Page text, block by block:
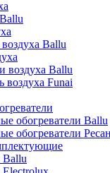
Ballu
воздуха Ballu
воздуха Funai
обогреватели Ballu
обогреватели
Ballu